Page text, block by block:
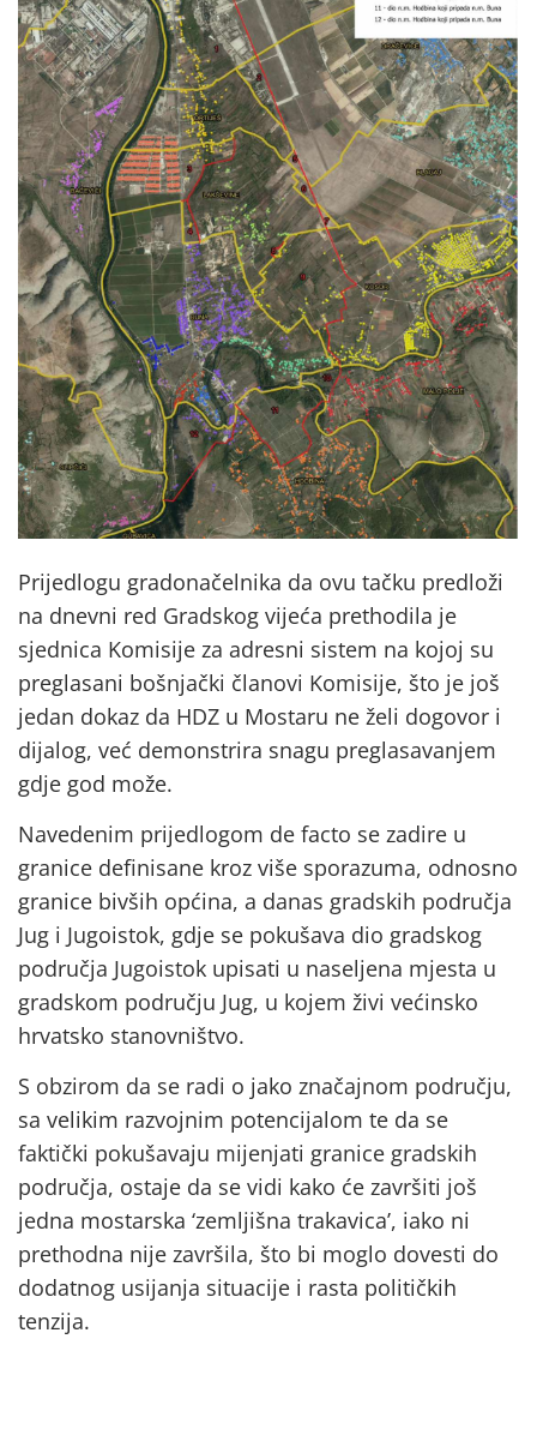
Prijedlogu gradonačelnika da ovu tačku predloži
na dnevni red Gradskog vijeća prethodila je
sjednica Komisije za adresni sistem na kojoj su
preglasani bošnjački članovi Komisije, što je još
jedan dokaz da HDZ u Mostaru ne želi dogovor i
dijalog, već demonstrira snagu preglasavanjem
gdje god može.
Navedenim prijedlogom de facto se zadire u
granice definisane kroz više sporazuma, odnosno
granice bivših općina, a danas gradskih područja
Jug i Jugoistok, gdje se pokušava dio gradskog
područja Jugoistok upisati u naseljena mjesta u
gradskom području Jug, u kojem živi većinsko
hrvatsko stanovništvo.
S obzirom da se radi o jako značajnom području,
sa velikim razvojnim potencijalom te da se
faktički pokušavaju mijenjati granice gradskih
područja, ostaje da se vidi kako će završiti još
jedna mostarska ‘zemljišna trakavica’, iako ni
prethodna nije završila, što bi moglo dovesti do
dodatnog usijanja situacije i rasta političkih
tenzija.